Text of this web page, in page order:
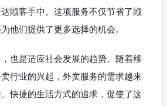
顾客手中。这项服务不仅节省了顾
他们提供了更多选择的机会。
也是适应社会发展的趋势。随着移
行业的兴起，外卖服务的需求越来
快捷的生活方式的追求，促使了这